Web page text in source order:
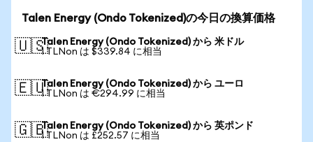
Talen Energy (Ondo Tokenized)の今日の換算価格
🇺🇸Talen Energy (Ondo Tokenized) から 米ドル
1 TLNon は $339.84 に相当
🇪🇺Talen Energy (Ondo Tokenized) から ユーロ
1 TLNon は €294.99 に相当
🇬🇧Talen Energy (Ondo Tokenized) から 英ポンド
1 TLNon は £252.57 に相当